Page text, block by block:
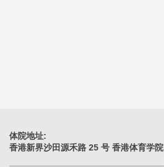
体院地址:
香港新界沙田源禾路 25 号 香港体育学院